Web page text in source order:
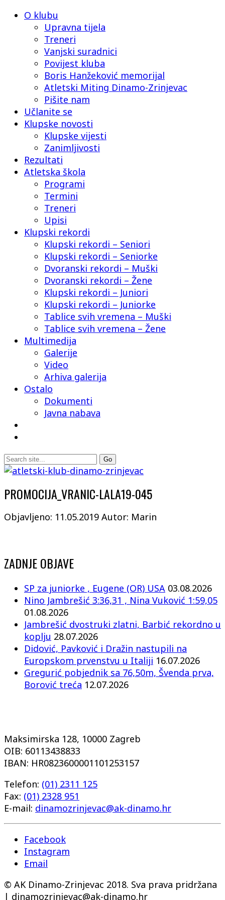
O klubu
Upravna tijela
Treneri
Vanjski suradnici
Povijest kluba
Boris Hanžeković memorijal
Atletski Miting Dinamo-Zrinjevac
Pišite nam
Učlanite se
Klupske novosti
Klupske vijesti
Zanimljivosti
Rezultati
Atletska škola
Programi
Termini
Treneri
Upisi
Klupski rekordi
Klupski rekordi – Seniori
Klupski rekordi – Seniorke
Dvoranski rekordi – Muški
Dvoranski rekordi – Žene
Klupski rekordi – Juniori
Klupski rekordi – Juniorke
Tablice svih vremena – Muški
Tablice svih vremena – Žene
Multimedija
Galerije
Video
Arhiva galerija
Ostalo
Dokumenti
Javna nabava
PROMOCIJA_VRANIC-LALA19-045
Objavljeno: 11.05.2019 Autor: Marin
ZADNJE OBJAVE
SP za juniorke , Eugene (OR) USA 03.08.2026
Nino Jambrešić 3:36,31 , Nina Vuković 1:59,05
01.08.2026
Jambrešić dvostruki zlatni, Barbić rekordno u
koplju 28.07.2026
Didović, Pavković i Dražin nastupili na
Europskom prvenstvu u Italiji 16.07.2026
Gregurić pobjednik sa 76,50m, Švenda prva,
Borović treća 12.07.2026
Maksimirska 128, 10000 Zagreb
OIB: 60113438833
IBAN: HR0823600001101253157
Telefon: (01) 2311 125
Fax: (01) 2328 951
E-mail: dinamozrinjevac@ak-dinamo.hr
Facebook
Instagram
Email
© AK Dinamo-Zrinjevac 2018. Sva prava pridržana
| dinamozrinjevac@ak-dinamo.hr